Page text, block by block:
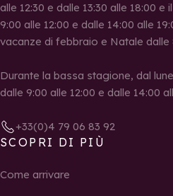
alle 12:30 e dalle 13:30 alle 18:00 e
9:00 alle 12:00 e dalle 14:00 alle
vacanze di febbraio e Natale dalle
Durante la bassa stagione, dal
dalle 9:00 alle 12:00 e dalle 14:00
+33(0)4 79 06 83 92
SCOPRI DI PIÙ
Come arrivare